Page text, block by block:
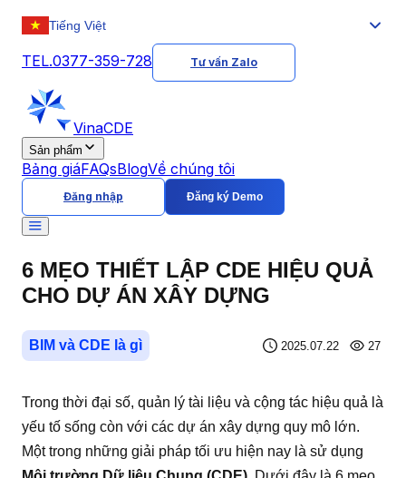
Tiếng Việt
TEL.0377-359-728 Tư vấn Zalo
VinaCDE
Sản phẩm
Bảng giáFAQsBlogVề chúng tôi
Đăng nhập Đăng ký Demo
6 MẸO THIẾT LẬP CDE HIỆU QUẢ
CHO DỰ ÁN XÂY DỰNG
BIM và CDE là gì 2025.07.22 27
Trong thời đại số, quản lý tài liệu và cộng tác hiệu quả là
yếu tố sống còn với các dự án xây dựng quy mô lớn.
Một trong những giải pháp tối ưu hiện nay là sử dụng